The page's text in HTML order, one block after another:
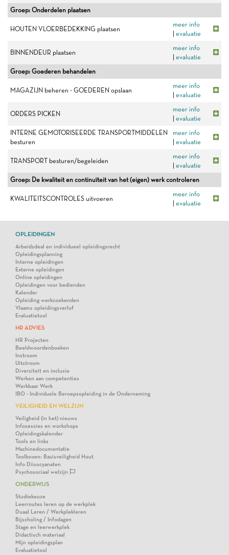
Groep: Onderdelen plaatsen
HOUTEN VLOERBEDEKKING plaatsen
meer info
evaluatie
BINNENDEUR plaatsen
meer info
evaluatie
Groep: Goederen behandelen
MAGAZIJN beheren - GOEDEREN opslaan
meer info
evaluatie
ORDERS PICKEN
meer info
evaluatie
INTERNE GEMOTORISEERDE TRANSPORTMIDDELEN
besturen
meer info
evaluatie
TRANSPORT besturen/begeleiden
meer info
evaluatie
Groep: De kwaliteit en continuïteit van het (eigen) werk controleren
KWALITEITSCONTROLES uitvoeren
meer info
evaluatie
OPLEIDINGEN
Arbeidsdeal en individueel opleidingsrecht
Opleidingsplanning
Interne opleidingen
Externe opleidingen
Online opleidingen
Opleidingen voor bedienden
Kalender
Opleiding werkzoekenden
Vlaams opleidingsverlof
Evaluatietool
HR ADVIES
HR Projecten
Beeldwoordenboeken
Instroom
Uitstroom
Diversiteit en inclusie
Werken aan competenties
Werkbaar Werk
IBO - Individuele Beroepsopleiding in de Onderneming
VEILIGHEID EN WELZIJN
Veiligheid (in het) nieuws
Infosessies en workshops
Opleidingskalender
Tools en links
Machinedocumentatie
Toolboxen: Basisveiligheid Hout
Info Diisocyanaten
Psychosociaal welzijn
ONDERWIJS
Studiekeuze
Leerroutes leren op de werkplek
Duaal Leren / Werkplekleren
Bijscholing / Infodagen
Stage en leerwerkplek
Didactisch materiaal
Mijn opleidingsplan
Evaluatietool